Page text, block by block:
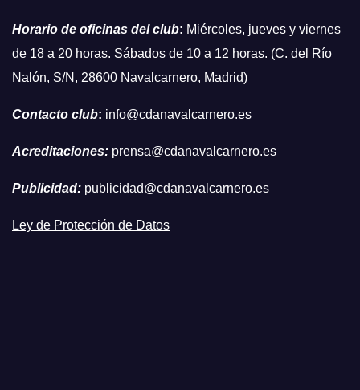
Horario de oficinas del club: Miércoles, jueves y viernes
de 18 a 20 horas. Sábados de 10 a 12 horas. (C. del Río
Nalón, S/N, 28600 Navalcarnero, Madrid)
Contacto club: info@cdanavalcarnero.es
Acreditaciones: prensa@cdanavalcarnero.es
Publicidad: publicidad@cdanavalcarnero.es
Ley de Protección de Datos